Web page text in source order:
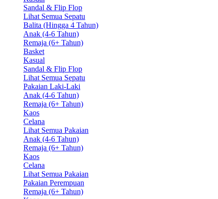
Sandal & Flip Flop
Lihat Semua Sepatu
Balita (Hingga 4 Tahun)
Anak (4-6 Tahun)
Remaja (6+ Tahun)
Basket
Kasual
Sandal & Flip Flop
Lihat Semua Sepatu
Pakaian Laki-Laki
Anak (4-6 Tahun)
Remaja (6+ Tahun)
Kaos
Celana
Lihat Semua Pakaian
Anak (4-6 Tahun)
Remaja (6+ Tahun)
Kaos
Celana
Lihat Semua Pakaian
Pakaian Perempuan
Remaja (6+ Tahun)